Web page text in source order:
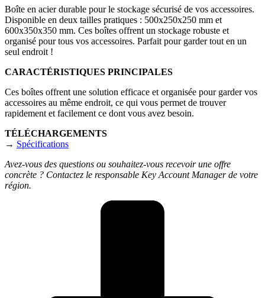
Boîte en acier durable pour le stockage sécurisé de vos accessoires.
Disponible en deux tailles pratiques : 500x250x250 mm et
600x350x350 mm. Ces boîtes offrent un stockage robuste et
organisé pour tous vos accessoires. Parfait pour garder tout en un
seul endroit !
CARACTÉRISTIQUES PRINCIPALES
Ces boîtes offrent une solution efficace et organisée pour garder vos
accessoires au même endroit, ce qui vous permet de trouver
rapidement et facilement ce dont vous avez besoin.
TÉLÉCHARGEMENTS
→ Spécifications
Avez-vous des questions ou souhaitez-vous recevoir une offre
concrète ? Contactez le responsable Key Account Manager de votre
région.